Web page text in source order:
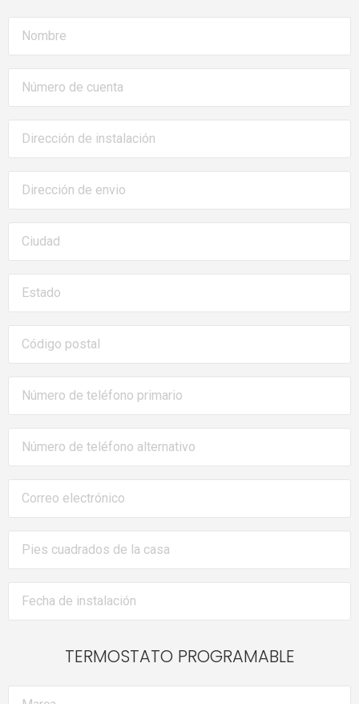
TERMOSTATO PROGRAMABLE